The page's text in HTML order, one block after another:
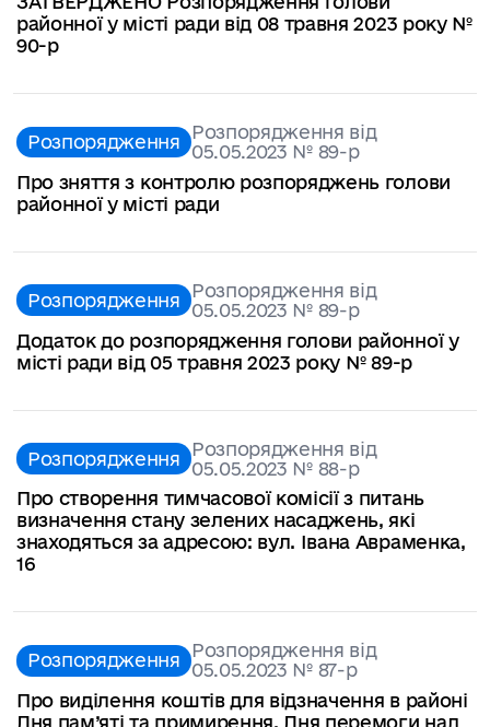
районної у місті ради від 08 травня 2023 року №
90-р
Розпорядження Розпорядження від
05.05.2023 № 89-р
Про зняття з контролю розпоряджень голови
районної у місті ради
Розпорядження Розпорядження від
05.05.2023 № 89-р
Додаток до розпорядження голови районної у
місті ради від 05 травня 2023 року № 89-р
Розпорядження Розпорядження від
05.05.2023 № 88-р
Про створення тимчасової комісії з питань
визначення стану зелених насаджень, які
знаходяться за адресою: вул. Івана Авраменка,
16
Розпорядження Розпорядження від
05.05.2023 № 87-р
Про виділення коштів для відзначення в районі
Дня пам’яті та примирення, Дня перемоги над